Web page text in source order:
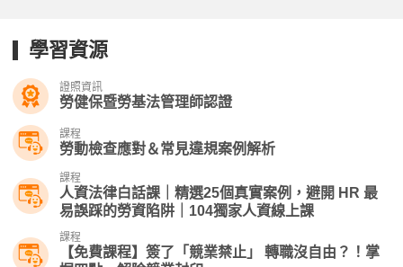
學習資源
證照資訊
勞健保暨勞基法管理師認證
課程
勞動檢查應對＆常見違規案例解析
課程
人資法律白話課｜精選25個真實案例，避開 HR 最
易誤踩的勞資陷阱｜104獨家人資線上課
課程
【免費課程】簽了「競業禁止」 轉職沒自由？！掌